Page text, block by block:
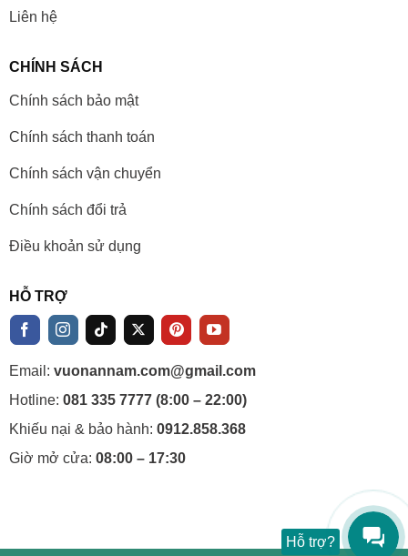
Liên hệ
CHÍNH SÁCH
Chính sách bảo mật
Chính sách thanh toán
Chính sách vận chuyển
Chính sách đổi trả
Điều khoản sử dụng
HỖ TRỢ
Email: vuonannam.com@gmail.com
Hotline: 081 335 7777 (8:00 – 22:00)
Khiếu nại & bảo hành: 0912.858.368
Giờ mở cửa: 08:00 – 17:30
Hỗ trợ?